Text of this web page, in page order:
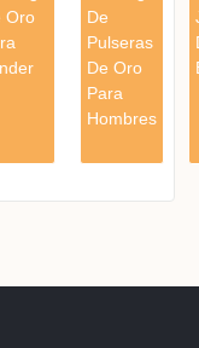
Oro
De
Pulseras
De Oro
Para
Hombres